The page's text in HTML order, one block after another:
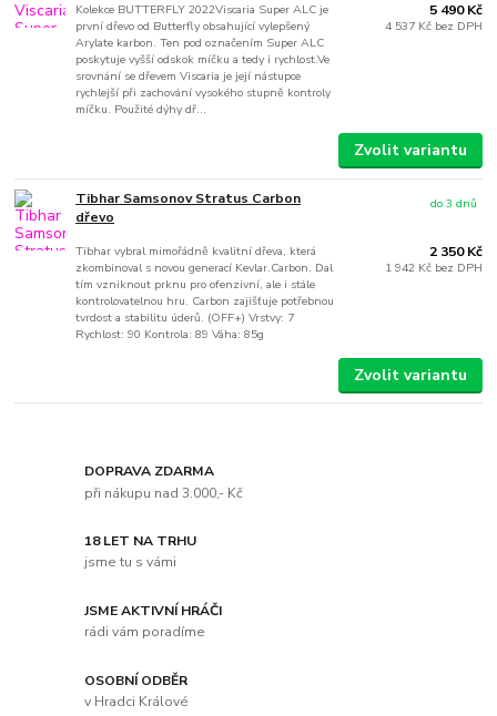
Kolekce BUTTERFLY 2022Viscaria Super ALC je
první dřevo od Butterfly obsahující vylepšený
Arylate karbon. Ten pod označením Super ALC
poskytuje vyšší odskok míčku a tedy i rychlost.Ve
srovnání se dřevem Viscaria je její nástupce
rychlejší při zachování vysokého stupně kontroly
míčku. Použité dýhy dř...
5 490 Kč
4 537 Kč bez DPH
Zvolit variantu
Tibhar Samsonov Stratus Carbon
dřevo
Tibhar vybral mimořádně kvalitní dřeva, která
zkombinoval s novou generací Kevlar.Carbon. Dal
tím vzniknout prknu pro ofenzivní, ale i stále
kontrolovatelnou hru. Carbon zajišťuje potřebnou
tvrdost a stabilitu úderů. (OFF+) Vrstvy: 7
Rychlost: 90 Kontrola: 89 Váha: 85g
2 350 Kč
1 942 Kč bez DPH
do 3 dnů
Zvolit variantu
DOPRAVA ZDARMA
při nákupu nad 3.000,- Kč
18 LET NA TRHU
jsme tu s vámi
JSME AKTIVNÍ HRÁČI
rádi vám poradíme
OSOBNÍ ODBĚR
v Hradci Králové